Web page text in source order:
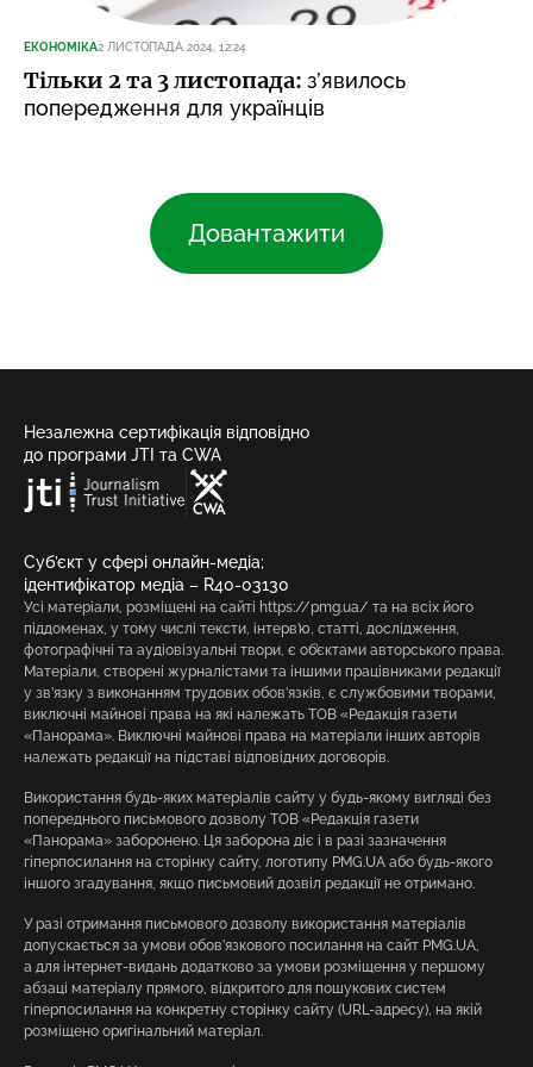
ЕКОНОМІКА2 ЛИСТОПАДА 2024, 12:24
Тільки 2 та 3 листопада: з’явилось
попередження для українців
Довантажити
Незалежна сертифікація відповідно
до програми JTI та CWA
Суб’єкт у сфері онлайн-медіа;
ідентифікатор медіа – R40-03130
Усі матеріали, розміщені на сайті https://pmg.ua/ та на всіх його
піддоменах, у тому числі тексти, інтерв’ю, статті, дослідження,
фотографічні та аудіовізуальні твори, є об’єктами авторського права.
Матеріали, створені журналістами та іншими працівниками редакції
у зв’язку з виконанням трудових обов’язків, є службовими творами,
виключні майнові права на які належать ТОВ «Редакція газети
«Панорама». Виключні майнові права на матеріали інших авторів
належать редакції на підставі відповідних договорів.
Використання будь-яких матеріалів сайту у будь-якому вигляді без
попереднього письмового дозволу ТОВ «Редакція газети
«Панорама» заборонено. Ця заборона діє і в разі зазначення
гіперпосилання на сторінку сайту, логотипу PMG.UA або будь-якого
іншого згадування, якщо письмовий дозвіл редакції не отримано.
У разі отримання письмового дозволу використання матеріалів
допускається за умови обов’язкового посилання на сайт PMG.UA,
а для інтернет-видань додатково за умови розміщення у першому
абзаці матеріалу прямого, відкритого для пошукових систем
гіперпосилання на конкретну сторінку сайту (URL-адресу), на якій
розміщено оригінальний матеріал.